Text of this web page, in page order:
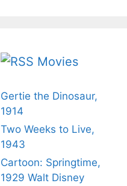
Movies
Gertie the Dinosaur,
1914
Two Weeks to Live,
1943
Cartoon: Springtime,
1929 Walt Disney